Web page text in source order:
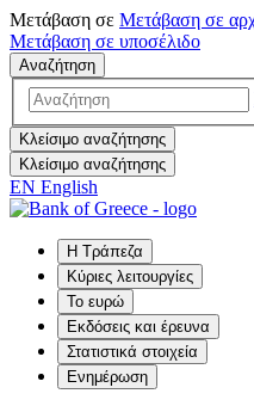
Μετάβαση σε Μετάβαση σε
Μετάβαση σε υποσέλιδο
Αναζήτηση
Κλείσιμο αναζήτησης
Κλείσιμο αναζήτησης
EN English
Η Τράπεζα
Κύριες λειτουργίες
Το ευρώ
Εκδόσεις και έρευνα
Στατιστικά στοιχεία
Ενημέρωση